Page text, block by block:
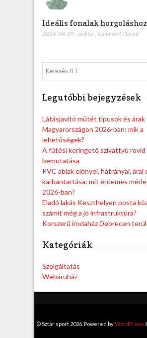
Ideális fonalak horgoláshoz
2026-04-29 seditor Comment Closed
Legutóbbi bejegyzések
Látásjavító műtét típusok és árak
Magyarországon 2026-ban: mik a
lehetőségek?
A fűtési keringető szivattyú rövid
bemutatása
PVC ablak előnyei, hátrányai, árai
karbantartása: mit érdemes
2026-ban?
Eladó lakás Keszthelyen posta
számít még a jó infrastruktúra?
Korszerű irodaház Debrecen
Kategóriák
Szolgáltatás
Webáruház
© Sztár sport 2026. Powered byWordPress